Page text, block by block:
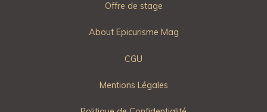
Offre de stage
About Epicurisme Mag
CGU
Mentions Légales